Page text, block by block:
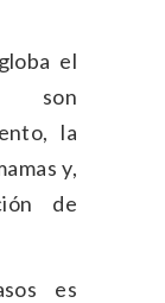
el
son
la
y,
de
es